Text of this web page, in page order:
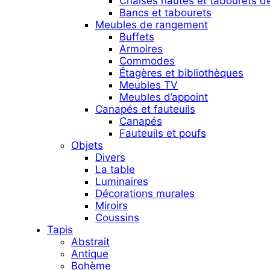
Bancs et tabourets
Meubles de rangement
Buffets
Armoires
Commodes
Étagères et bibliothèques
Meubles TV
Meubles d’appoint
Canapés et fauteuils
Canapés
Fauteuils et poufs
Objets
Divers
La table
Luminaires
Décorations murales
Miroirs
Coussins
Tapis
Abstrait
Antique
Bohème